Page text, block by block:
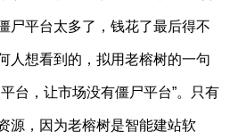
尸平台太多了，钱花了最后得不
人想看到的，拟用老榕树的一句
台，让市场没有僵尸平台”。只有
源，因为老榕树是智能建站软